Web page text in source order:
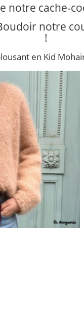
notre cache-
notre
!
en Kid